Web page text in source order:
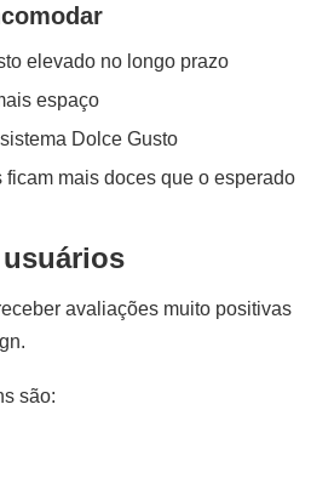
elevado no longo prazo
espaço
Dolce Gusto
mais doces que o esperado
avaliações muito positivas
são: